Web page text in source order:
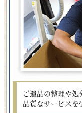
ご遺品の整理や処
品質なサービスを